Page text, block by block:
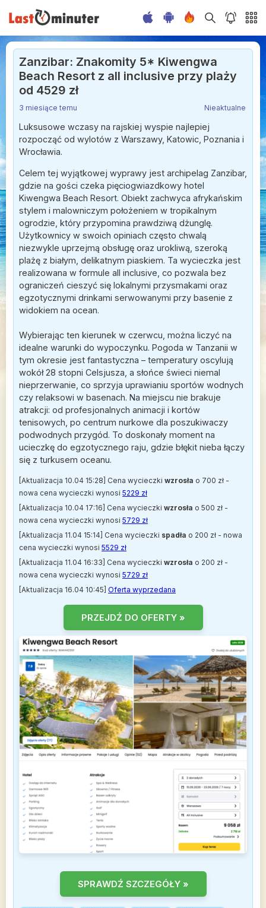
Zanzibar: Znakomity 5* Kiwengwa
Beach Resort z all inclusive przy plaży
od 4529 zł
3 miesiące temu Nieaktualne
Luksusowe wczasy na rajskiej wyspie najlepiej
rozpocząć od wylotów z Warszawy, Katowic, Poznania i
Wrocławia.
Celem tej wyjątkowej wyprawy jest archipelag Zanzibar,
gdzie na gości czeka pięciogwiazdkowy hotel
Kiwengwa Beach Resort. Obiekt zachwyca afrykańskim
stylem i malowniczym położeniem w tropikalnym
ogrodzie, który przypomina prawdziwą dżunglę.
Użytkownicy w swoich opiniach często chwalą
niezwykle uprzejmą obsługę oraz urokliwą, szeroką
plażę z białym, delikatnym piaskiem. Ta wycieczka jest
realizowana w formule all inclusive, co pozwala bez
ograniczeń cieszyć się lokalnymi przysmakami oraz
egzotycznymi drinkami serwowanymi przy basenie z
widokiem na ocean.
Wybierając ten kierunek w czerwcu, można liczyć na
idealne warunki do wypoczynku. Pogoda w Tanzanii w
tym okresie jest fantastyczna – temperatury oscylują
wokół 28 stopni Celsjusza, a słońce świeci niemal
nieprzerwanie, co sprzyja uprawianiu sportów wodnych
czy relaksowi w basenach. Na miejscu nie brakuje
atrakcji: od profesjonalnych animacji i kortów
tenisowych, po centrum nurkowe dla poszukiwaczy
podwodnych przygód. To doskonały moment na
ucieczkę do egzotycznego raju, gdzie błękit nieba łączy
się z turkusem oceanu.
[Aktualizacja 10.04 15:28] Cena wycieczki wzrosła o 700 zł -
nowa cena wycieczki wynosi 5229 zł
[Aktualizacja 10.04 17:16] Cena wycieczki wzrosła o 500 zł -
nowa cena wycieczki wynosi 5729 zł
[Aktualizacja 11.04 15:14] Cena wycieczki spadła o 200 zł - nowa
cena wycieczki wynosi 5529 zł
[Aktualizacja 11.04 16:33] Cena wycieczki wzrosła o 200 zł -
nowa cena wycieczki wynosi 5729 zł
[Aktualizacja 16.04 10:45] Oferta wyprzedana
PRZEJDŹ DO OFERTY »
SPRAWDŹ SZCZEGÓŁY »